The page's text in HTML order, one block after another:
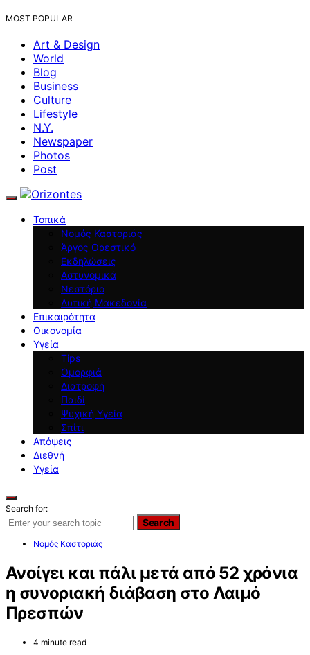
MOST POPULAR
Art & Design
World
Blog
Business
Culture
Lifestyle
N.Y.
Newspaper
Photos
Post
Τοπικά
Νομός Καστοριάς
Άργος Ορεστικό
Εκδηλώσεις
Αστυνομικά
Νεστόριο
Δυτική Μακεδονία
Επικαιρότητα
Οικονομία
Υγεία
Tips
Ομορφιά
Διατροφή
Παιδί
Ψυχική Υγεία
Σπίτι
Απόψεις
Διεθνή
Υγεία
Search for:
Search
Νομός Καστοριάς
Ανοίγει και πάλι μετά από 52 χρόνια
η συνοριακή διάβαση στο Λαιμό
Πρεσπών
4 minute read